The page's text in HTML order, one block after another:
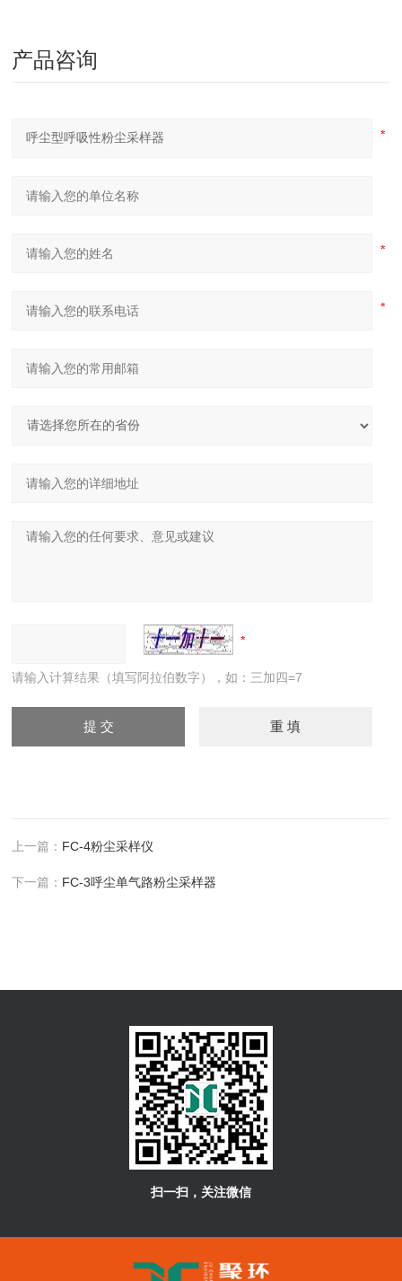
产品咨询
请输入计算结果（填写阿拉伯数字），如：三加四=7
上一篇： FC-4粉尘采样仪
下一篇： FC-3呼尘单气路粉尘采样器
扫一扫，关注微信